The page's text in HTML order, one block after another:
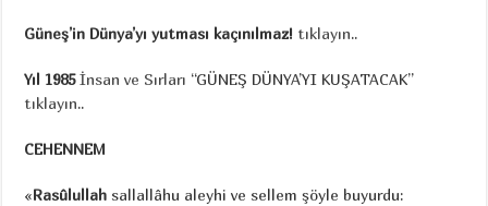
Güneş’in Dünya’yı yutması kaçınılmaz! tıklayın..
Yıl 1985İnsan ve Sırları “GÜNEŞ DÜNYA’YI KUŞATACAK”
tıklayın..
CEHENNEM
«Rasûlullah sallallâhu aleyhi ve sellem şöyle buyurdu: